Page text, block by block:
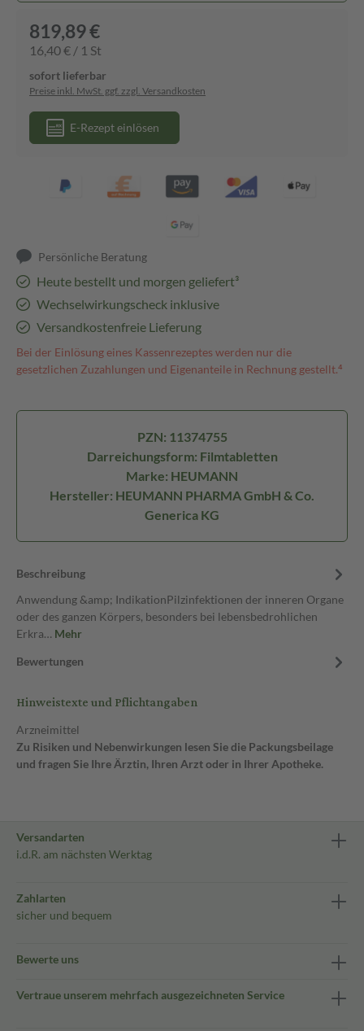
819,89 €
16,40 € / 1 St
sofort lieferbar
Preise inkl. MwSt. ggf. zzgl. Versandkosten
E-Rezept einlösen
Persönliche Beratung
Heute bestellt und morgen geliefert³
Wechselwirkungscheck inklusive
Versandkostenfreie Lieferung
Bei der Einlösung eines Kassenrezeptes werden nur die
gesetzlichen Zuzahlungen und Eigenanteile in Rechnung gestellt.⁴
PZN: 11374755
Darreichungsform: Filmtabletten
Marke: HEUMANN
Hersteller: HEUMANN PHARMA GmbH & Co.
Generica KG
Beschreibung
Anwendung &amp; IndikationPilzinfektionen der inneren Organe
oder des ganzen Körpers, besonders bei lebensbedrohlichen
Erkra… Mehr
Bewertungen
Hinweistexte und Pflichtangaben
Arzneimittel
Zu Risiken und Nebenwirkungen lesen Sie die Packungsbeilage
und fragen Sie Ihre Ärztin, Ihren Arzt oder in Ihrer Apotheke.
Versandarten
i.d.R. am nächsten Werktag
Zahlarten
sicher und bequem
Bewerte uns
Vertraue unserem mehrfach ausgezeichneten Service